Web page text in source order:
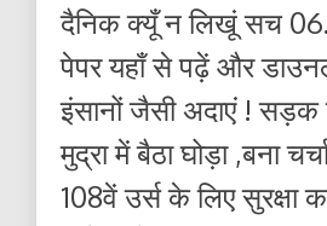
दैनिक क्यूँ न लिखूं सच
पेपर यहाँ से पढ़ें और
इंसानों जैसी अदाएं ! सड़क
मुद्रा में बैठा घोड़ा ,बना
108वें उर्स के लिए सुरक्षा